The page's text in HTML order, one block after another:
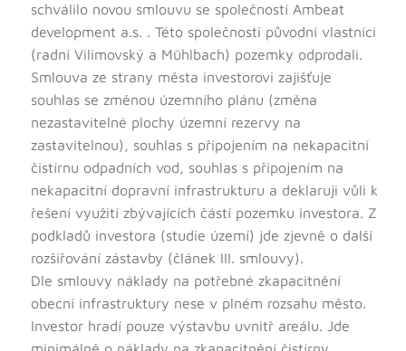
schválilo novou smlouvu se společností Ambeat
development a.s. . Této společnosti původní vlastníci
(radní Vilimovský a Mühlbach) pozemky odprodali.
Smlouva ze strany města investorovi zajišťuje
souhlas se změnou územního plánu (změna
nezastavitelné plochy územní rezervy na
zastavitelnou), souhlas s připojením na nekapacitní
čistírnu odpadních vod, souhlas s připojením na
nekapacitní dopravní infrastrukturu a deklaruji vůli k
řešení využití zbývajících částí pozemku investora. Z
podkladů investora (studie území) jde zjevně o další
rozšiřování zástavby (článek III. smlouvy).
Dle smlouvy náklady na potřebné zkapacitnění
obecní infrastruktury nese v plném rozsahu město.
Investor hradí pouze výstavbu uvnitř areálu. Jde